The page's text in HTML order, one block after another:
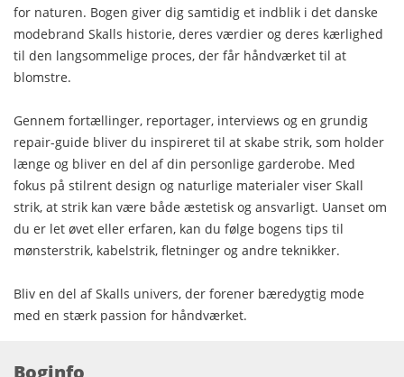
for naturen. Bogen giver dig samtidig et indblik i det danske
modebrand Skalls historie, deres værdier og deres kærlighed
til den langsommelige proces, der får håndværket til at
blomstre.
Gennem fortællinger, reportager, interviews og en grundig
repair-guide bliver du inspireret til at skabe strik, som holder
længe og bliver en del af din personlige garderobe. Med
fokus på stilrent design og naturlige materialer viser Skall
strik, at strik kan være både æstetisk og ansvarligt. Uanset om
du er let øvet eller erfaren, kan du følge bogens tips til
mønsterstrik, kabelstrik, fletninger og andre teknikker.
Bliv en del af Skalls univers, der forener bæredygtig mode
med en stærk passion for håndværket.
Boginfo